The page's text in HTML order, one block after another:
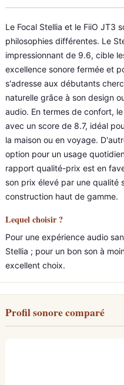
Le Focal Stellia et le FiiO JT3
philosophies différentes. Le
impressionnant de 9.6, cible
excellence sonore fermée et
s'adresse aux débutants
naturelle grâce à son design
audio. En termes de confort,
avec un score de 8.7, idéal
la maison ou en voyage.
option pour un usage
rapport qualité-prix est en
son prix élevé par une qualité
construction haut de gamme.
Lequel choisir ?
Pour une expérience audio
Stellia ; pour un bon son à
excellent choix.
Profil sonore comparé